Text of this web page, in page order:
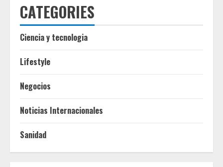
CATEGORIES
Ciencia y tecnologia
Lifestyle
Negocios
Noticias Internacionales
Sanidad